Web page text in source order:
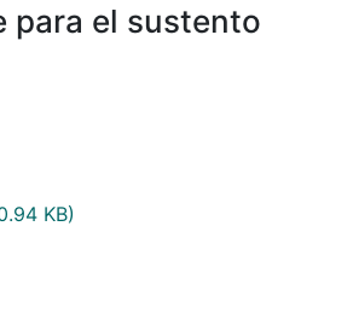
para el sustento
KB)